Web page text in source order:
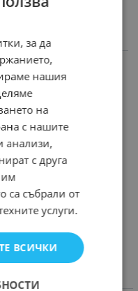
с 2 порта USB-A
60Hz
за да
нашия
на
с нашите
анализи,
с друга
им
са събрали от
услуги.
ВСИЧКИ